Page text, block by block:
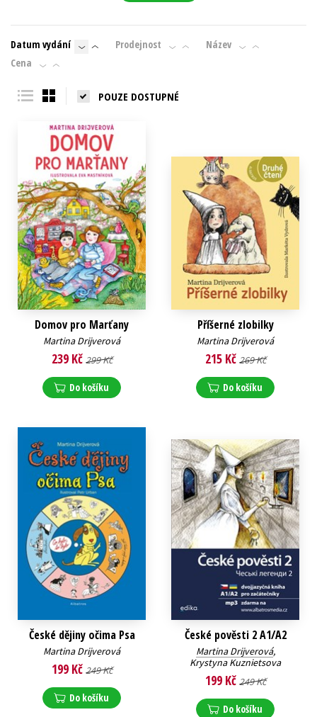
Datum vydání Prodejnost
Název
Cena
POUZE DOSTUPNÉ
Domov pro Marťany
Martina Drijverová
239 Kč 299 Kč
Do košíku
Příšerné zlobilky
Martina Drijverová
215 Kč 269 Kč
Do košíku
České dějiny očima Psa
Martina Drijverová
199 Kč 249 Kč
Do košíku
České pověsti 2 A1/A2
Martina Drijverová,
Krystyna Kuznietsova
199 Kč 249 Kč
Do košíku